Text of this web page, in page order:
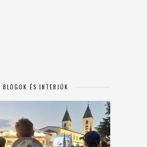
BLOGOK ÉS INTERJÚK